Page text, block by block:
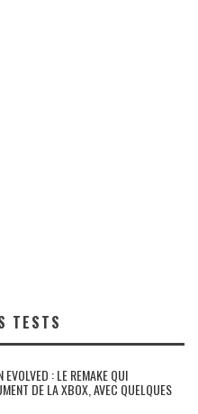
TESTS
: LE REMAKE QUI
DE LA XBOX, AVEC QUELQUES